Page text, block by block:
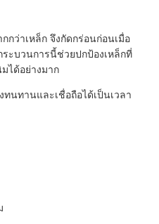
กว่าเหล็ก จึงกัดกร่อนก่อนเมื่อ
ะบวนการนี้ช่วยปกป้องเหล็กที่
ได้อย่างมาก
นทานและเชื่อถือได้เป็นเวลา